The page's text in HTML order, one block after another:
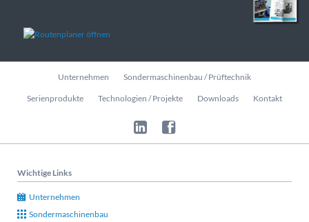
Navigation
Unternehmen Sondermaschinenbau / Prüftechnik
Serienprodukte Technologien / Projekte Downloads Kontakt
Wichtige Links
Unternehmen
Sondermaschinenbau